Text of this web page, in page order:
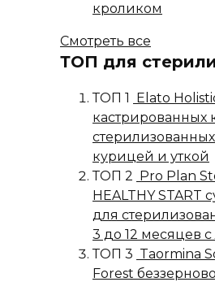
кроликом
Смотреть все
ТОП для
ТОП 1 Elato
кастрированных
курицей и уткой
ТОП 2 Pro Plan
HEALTHY START
для
3 до 12 месяцев
ТОП 3 Taormina
Forest